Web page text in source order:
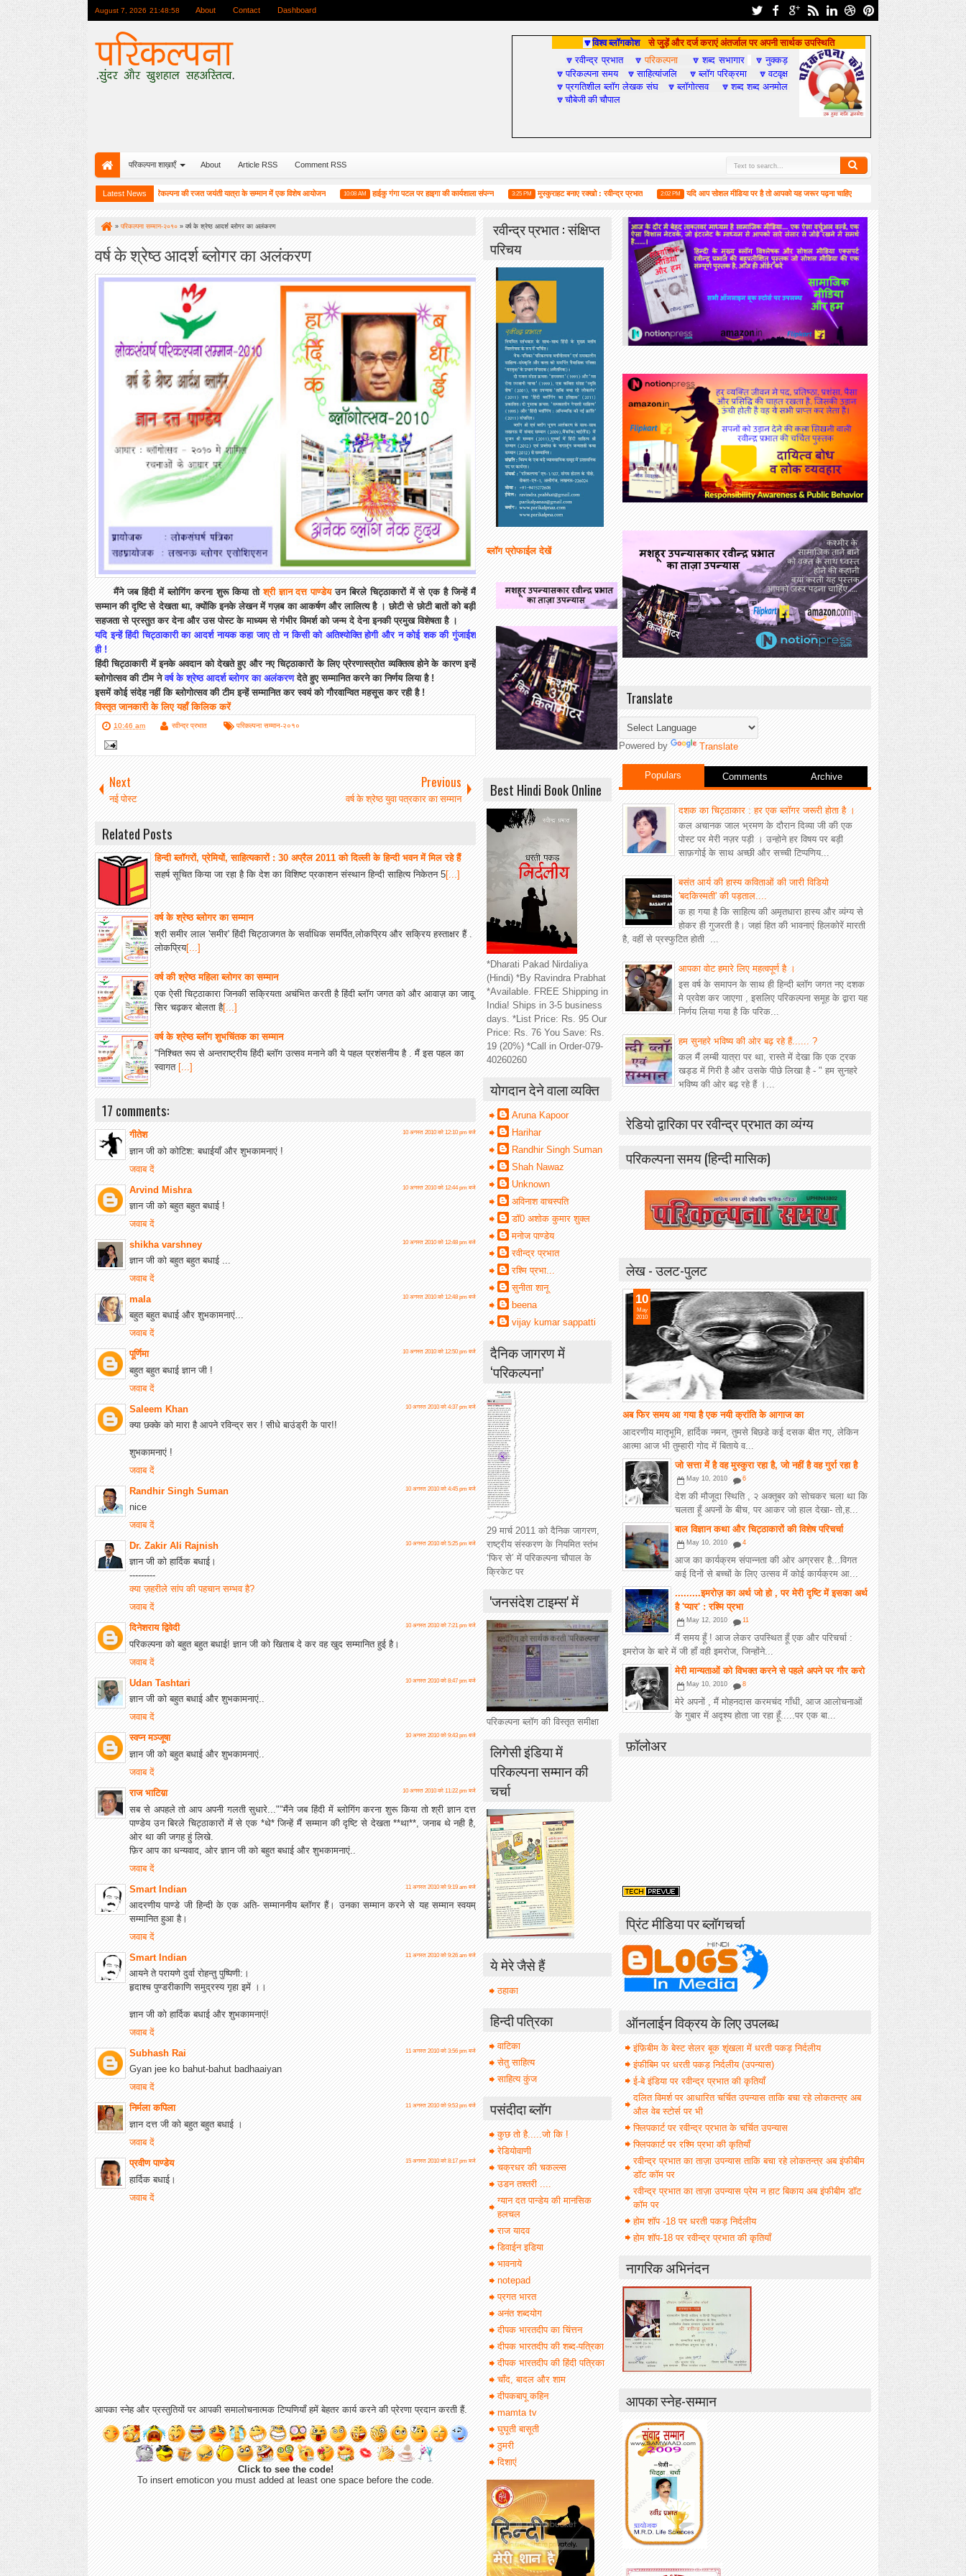
August 7, 2026 21:49:00 About Contact Dashboard
🔽विश्व ब्लॉगकोश से जुड़ें और दर्ज कराएं अंतर्जाल पर अपनी सार्थक उपस्थिति
🔽रवीन्द्र प्रभात 🔽परिकल्पना 🔽शब्द सभागार 🔽नुक्कड़
🔽परिकल्पना समय 🔽साहित्यांजलि 🔽ब्लॉग परिक्रमा 🔽वटवृक्ष
🔽प्रगतिशील ब्लॉग लेखक संघ 🔽ब्लॉगोत्सव 🔽शब्द शब्द अनमोल
🔽चौबेजी की चौपाल
परिकल्पना शाख़ाएँ About Article RSS Comment RSS
Latest News
बाकू (अजरबैजान) में परिकल्पना की रजत जयंती यात्रा के सम्मान में एक विशेष आयोजन 10:08 AM हाईकु गंगा पटल पर हाइगा की कार्यशाला संपन्न 3:25 PM मुस्कुराहट बनाए रक्खो : रवीन्द्र प्रभात 2:02 PM यदि आप सोशल मीडिया पर है तो आपको यह जरूर पढ़ना चाहिए 4:55 PM
» परिकल्पना सम्मान-२०१० » वर्ष के श्रेष्ठ आदर्श ब्लोगर का अलंकरण
वर्ष के श्रेष्ठ आदर्श ब्लोगर का अलंकरण
मैंने जब हिंदी में ब्लोगिंग करना शुरू किया तोश्री ज्ञान दत्त पाण्डेयउन बिरले चिट्ठाकारों में से एक है जिन्हें मैं
सम्मान की दृष्टि से देखता था, क्योंकि इनके लेखन में गज़ब का आकर्षण और लालित्य है । छोटी से छोटी बातों को बड़ी
सहजता से प्रस्तुत कर देना और उस पोस्ट के माध्यम से गंभीर विमर्श को जन्म दे देना इनकी प्रमुख विशेषता है ।
यदि इन्हें हिंदी चिट्ठाकारी का आदर्श नायक कहा जाए तो न किसी को अतिश्योक्ति होगी और न कोई शक की गुंजाईश
ही !
हिंदी चिट्ठाकारी में इनके अवदान को देखते हुए और नए चिट्ठाकारों के लिए प्रेरणास्त्रोत व्यक्तित्व होने के कारण इन्हें
ब्लोगोत्सव की टीम नेवर्ष के श्रेष्ठ आदर्श ब्लोगर का अलंकरणदेते हुए सम्मानित करने का निर्णय लिया है !
इसमें कोई संदेह नहीं कि ब्लोगोत्सव की टीम इन्हें सम्मानित कर स्वयं को गौरवान्वित महसूस कर रही है !
विस्तृत जानकारी के लिए यहाँ किलिक करें
10:46 am रवीन्द्र प्रभात परिकल्पना सम्मान-२०१०
Next
नई पोस्ट
Previous
वर्ष के श्रेष्ठ युवा पत्रकार का सम्मान
Related Posts
हिन्‍दी ब्‍लॉगरों, प्रेमियों, साहित्‍यकारों : 30 अप्रैल 2011 को दिल्‍ली के हिन्‍दी भवन में मिल रहे हैं
सहर्ष सूचित किया जा रहा है कि देश का विशिष्ट प्रकाशन संस्थान हिन्दी साहित्य निकेतन 5[...]
वर्ष के श्रेष्ठ ब्लोगर का सम्मान
श्री समीर लाल 'समीर' हिंदी चिट्ठाजगत के सर्वाधिक समर्पित,लोकप्रिय और सक्रिय हस्ताक्षर हैं .
लोकप्रिय[...]
वर्ष की श्रेष्ठ महिला ब्लोगर का सम्मान
एक ऐसी चिट्ठाकारा जिनकी सक्रियता अचंभित करती है हिंदी ब्लॉग जगत को और आवाज़ का जादू
सिर चढ़कर बोलता है[...]
वर्ष के श्रेष्ठ ब्लॉग शुभचिंतक का सम्मान
"निश्चित रूप से अन्तराष्ट्रीय हिंदी ब्लॉग उत्सव मनाने की ये पहल प्रशंसनीय है . मैं इस पहल का
स्वागत[...]
17 comments:
गीतेश 10 अगस्त 2010 को 12:10 pm बजे
ज्ञान जी को कोटिश: बधाईयाँ और शुभकामनाएं !
जवाब दें
Arvind Mishra
10 अगस्त 2010 को 12:44 pm बजे
ज्ञान जी को बहुत बहुत बधाई !
जवाब दें
shikha varshney
10 अगस्त 2010 को 12:48 pm बजे
ज्ञान जी को बहुत बहुत बधाई ...
जवाब दें
mala
10 अगस्त 2010 को 12:48 pm बजे
बहुत बहुत बधाई और शुभकामनाएं...
जवाब दें
पूर्णिमा
10 अगस्त 2010 को 12:50 pm बजे
बहुत बहुत बधाई ज्ञान जी !
जवाब दें
Saleem Khan
10 अगस्त 2010 को 4:37 pm बजे
क्या छक्के को मारा है आपने रविन्द्र सर ! सीधे बाउंड्री के पार!!
शुभकामनाएं !
जवाब दें
Randhir Singh Suman
10 अगस्त 2010 को 4:45 pm बजे
nice
जवाब दें
Dr. Zakir Ali Rajnish
10 अगस्त 2010 को 5:25 pm बजे
ज्ञान जी को हार्दिक बधाई।
---------
क्या ज़हरीले सांप की पहचान सम्भव है?
जवाब दें
दिनेशराय द्विवेदी
10 अगस्त 2010 को 7:21 pm बजे
परिकल्पना को बहुत बहुत बधाई! ज्ञान जी को खिताब दे कर वह खुद सम्मानित हुई है।
जवाब दें
Udan Tashtari
10 अगस्त 2010 को 8:47 pm बजे
ज्ञान जी को बहुत बधाई और शुभकामनाएं..
जवाब दें
स्वप्न मञ्जूषा
10 अगस्त 2010 को 9:43 pm बजे
ज्ञान जी को बहुत बधाई और शुभकामनाएं..
जवाब दें
राज भाटिय़ा
10 अगस्त 2010 को 11:22 pm बजे
सब से अपहले तो आप अपनी गलती सुधारे...""मैंने जब हिंदी में ब्लोगिंग करना शुरू किया तो श्री ज्ञान दत्त
पाण्डेय उन बिरले चिट्ठाकारों में से एक *थे* जिन्हें मैं सम्मान की दृष्टि से देखता **था**, जनाब थे नही है,
ओर था की जगह हुं लिखे.
फ़िर आप का धन्यवाद, ओर ज्ञान जी को बहुत बधाई और शुभकामनाएं..
जवाब दें
Smart Indian
11 अगस्त 2010 को 9:19 am बजे
आदरणीय पाण्डे जी हिन्दी के एक अति- सम्माननीय ब्लॉगर हैं। उनका सम्मान करने से यह सम्मान स्वयम्
सम्मानित हुआ है।
जवाब दें
Smart Indian
11 अगस्त 2010 को 9:26 am बजे
आयने ते परायणे दुर्वा रोहन्तु पुष्पिणी:।
हृदाश्च पुण्डरीकाणि समुद्रस्य गृहा इमें ।।
ज्ञान जी को हार्दिक बधाई और शुभकामनाएं!
जवाब दें
Subhash Rai
11 अगस्त 2010 को 3:56 pm बजे
Gyan jee ko bahut-bahut badhaaiyan
जवाब दें
निर्मला कपिला
11 अगस्त 2010 को 9:53 pm बजे
ज्ञान दत्त जी को बहुत बहुत बधाई ।
जवाब दें
प्रवीण पाण्डेय
15 अगस्त 2010 को 8:17 pm बजे
हार्दिक बधाई।
जवाब दें
आपका स्नेह और प्रस्तुतियों पर आपकी समालोचनात्मक टिप्पणियाँ हमें बेहतर कार्य करने की प्रेरणा प्रदान करती हैं.
Click to see the code!
To insert emoticon you must added at least one space before the code.
Translate
Powered by Translate
Populars Comments Archive
दशक का चिट्ठाकार : हर एक ब्लॉगर जरूरी होता है ।
कल अचानक जाल भ्रमण के दौरान दिव्या जी की एक
पोस्ट पर मेरी नज़र पड़ी । उन्होने हर विषय पर बड़ी
साफ़गोई के साथ अच्छी और सच्ची टिप्पणिय...
बसंत आर्य की हास्य कविताओं की जारी विडियो
'बदकिस्मती' की पड़ताल....
क हा गया है कि साहित्य की अमृतधारा हास्य और व्यंग्य से
होकर ही गुजरती है। जहां हित की भावनाएं हिलकोरें मारती
है, वहीं से प्रस्फुटित होती ...
आपका वोट हमारे लिए महत्वपूर्ण है ।
इस वर्ष के समापन के साथ ही हिन्दी ब्लॉग जगत नए दशक
मे प्रवेश कर जाएगा , इसलिए परिकल्पना समूह के द्वारा यह
निर्णय लिया गया है कि परिक...
हम सुनहरे भविष्य की ओर बढ़ रहे हैं...... ?
कल मैं लम्बी यात्रा पर था, रास्ते में देखा कि एक ट्रक
खड्ड में गिरी है और उसके पीछे लिखा है - " हम सुनहरे
भविष्य की ओर बढ़ रहे हैं ।...
रेडियो द्वारिका पर रवीन्द्र प्रभात का व्यंग्य
परिकल्पना समय (हिन्दी मासिक)
लेख - उलट-पुलट
अब फिर समय आ गया है एक नयी क्रांति के आगाज का
10
May
2010
आदरणीय मातृभूमि, हार्दिक नमन, तुमसे बिछडे कई दसक बीत गए, लेकिन
आत्मा आज भी तुम्हारी गोद में बिताये व...
जो सत्ता में है वह मुस्कुरा रहा है, जो नहीं है वह गुर्रा रहा है
May 10, 2010 6
देश की मौजूदा स्थिति , २ अक्तूबर को सोचकर चला था कि
चलता हूँ अपनों के बीच, पर आकर जो हाल देखा- तो,ह...
बाल विज्ञान कथा और चिट्ठाकारों की विशेष परिचर्चा
May 10, 2010 4
आज का कार्यक्रम संपान्नता की ओर अग्रसर है...विगत
कई दिनों से बच्चों के लिए उत्सव में कोई कार्यक्रम आ...
.........इमरोज़ का अर्थ जो हो , पर मेरी दृष्टि में इसका अर्थ
है 'प्यार' : रश्मि प्रभा
May 12, 2010 11
मैं समय हूँ ! आज लेकर उपस्थित हूँ एक और परिचर्चा :
इमरोज के बारे में जी हाँ वही इमरोज, जिन्होंने...
मेरी मान्यताओं को विभक्त करने से पहले अपने पर गौर करो
May 10, 2010 8
मेरे अपनों , मैं मोहनदास करमचंद गाँधी, आज आलोचनाओं
के गुबार में अदृश्य होता जा रहा हूँ.....पर एक बा...
फ़ॉलोअर
प्रिंट मीडिया पर ब्लॉगचर्चा
ऑनलाईन विक्रय के लिए उपलब्ध
इंफ़िबीम के बेस्ट सेलर बूक शृंखला में धरती पकड़ निर्दलीय
इंफीबिम पर धरती पकड़ निर्दलीय (उपन्यास)
ई-बे इंडिया पर रवीन्द्र प्रभात की कृतियाँ
दलित विमर्श पर आधारित चर्चित उपन्यास ताकि बचा रहे लोकतन्त्र अब
औल वेब स्टोर्स पर भी
फ्लिपकार्ट पर रवीन्द्र प्रभात के चर्चित उपन्यास
फ्लिपकार्ट पर रश्मि प्रभा की कृतियाँ
रवीन्द्र प्रभात का ताज़ा उपन्यास ताकि बचा रहे लोकतन्त्र अब इंफीबीम
डॉट कॉम पर
रवीन्द्र प्रभात का ताज़ा उपन्यास प्रेम न हाट बिकाय अब इंफीबीम डॉट
कॉम पर
होम शॉप -18 पर धरती पकड़ निर्दलीय
होम शॉप-18 पर रवीन्द्र प्रभात की कृतियाँ
नागरिक अभिनंदन
आपका स्नेह-सम्मान
रवीन्द्र प्रभात : संक्षिप्त
परिचय
ब्लॉग प्रोफाईल देखें
Best Hindi Book Online
*Dharati Pakad Nirdaliya
(Hindi) *By Ravindra Prabhat
*Available. FREE Shipping in
India! Ships in 3-5 business
days. *List Price: Rs. 95 Our
Price: Rs. 76 You Save: Rs.
19 (20%) *Call in Order-079-
40260260
योगदान देने वाला व्यक्ति
Aruna Kapoor
Harihar
Randhir Singh Suman
Shah Nawaz
Unknown
अविनाश वाचस्पति
डॉ0 अशोक कुमार शुक्ल
मनोज पाण्डेय
रवीन्द्र प्रभात
रश्मि प्रभा...
सुनीता शानू
beena
vijay kumar sappatti
दैनिक जागरण में
‘परिकल्पना’
29 मार्च 2011 को दैनिक जागरण,
राष्ट्रीय संस्करण के नियमित स्तंभ
‘फिर से’ में परिकल्पना चौपाल के
क्रिकेट पर
'जनसंदेश टाइम्स' में
परिकल्पना ब्लॉग की विस्तृत समीक्षा
लिगेसी इंडिया में
परिकल्पना सम्मान की
चर्चा
ये मेरे जैसे हैं
ठहाका
हिन्दी पत्रिका
वाटिका
सेतु साहित्य
साहित्य कुंज
पसंदीदा ब्लॉग
कुछ तो है.....जो कि !
रेडियोवाणी
चक्रधर की चकल्ल्स
उडन तश्तरी ....
ग्यान दत पान्डेय की मानसिक
हलचल
राज यादव
डिवाईन इडिया
भावनाये
notepad
प्रगत भारत
अनंत शब्दयोग
दीपक भारतदीप का चिंत्तन
दीपक भारतदीप की शब्द-पत्रिका
दीपक भारतदीप की हिंदी पत्रिका
चाँद, बादल और शाम
दीपकबापू कहिन
mamta tv
घुघूती बासूती
ठुमरी
दिशाएं